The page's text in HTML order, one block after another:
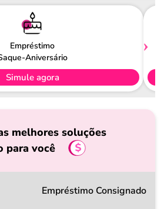
Empréstimo
Aniversário
Simule agora
melhores soluções
para você
Empréstimo Consignado